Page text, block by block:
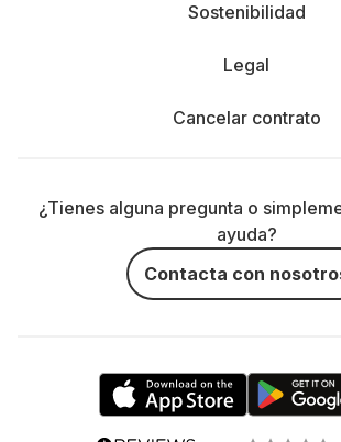
Sostenibilidad
Legal
Cancelar contrato
¿Tienes alguna pregunta o
ayuda?
Contacta con